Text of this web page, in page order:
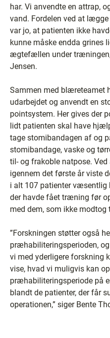
har. Vi anvendte en attrap,
vand. Fordelen ved at
var jo, at patienten ikke
kunne måske endda grines
ægtefællen under
Jensen.
Sammen med blæreteamet
udarbejdet og anvendt en
pointsystem. Her gives der
lidt patienten skal have
tage stomibandagen af og
stomibandage, vaske og
til- og frakoble natpose.
igennem det første år viste
i alt 107 patienter væsentlig
der havde fået træning før
med dem, som ikke
”Forskningen støtter også
præhabiliteringsperioden,
vi med yderligere forskning
vise, hvad vi muligvis kan
præhabiliteringsperiode på
blandt de patienter, der får
operationen,” siger Bente